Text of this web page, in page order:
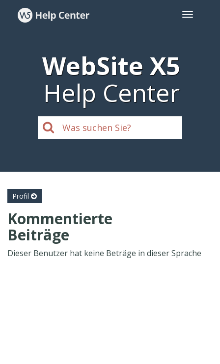
WebSite X5
Help Center
Profil
Kommentierte
Beiträge
Dieser Benutzer hat keine Beträge in dieser Sprache